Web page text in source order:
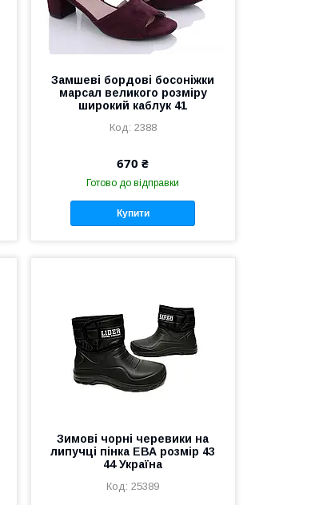
Замшеві бордові босоніжки
марсал великого розміру
широкий каблук 41
2388
670 ₴
Готово до відправки
Купити
Зимові чорні черевики на
липучці пінка ЕВА розмір 43
44 Україна
25389